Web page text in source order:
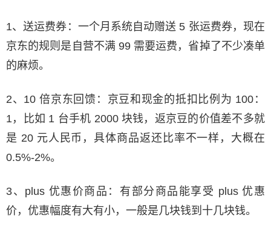
1、送运费券：一个月系统自动赠送 5 张运费券，现在
京东的规则是自营不满 99 需要运费，省掉了不少凑单
的麻烦。
2、10 倍京东回馈：京豆和现金的抵扣比例为 100：
1，比如 1 台手机 2000 块钱，返京豆的价值差不多就
是 20 元人民币，具体商品返还比率不一样，大概在
0.5%-2%。
3、plus 优惠价商品：有部分商品能享受 plus 优惠
价，优惠幅度有大有小，一般是几块钱到十几块钱。